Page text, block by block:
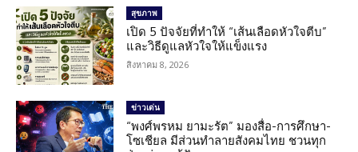
สุขภาพ
เปิด 5 ปัจจัยที่ทำให้ “เส้นเลือดหัวใจตีบ”
และวิธีดูแลหัวใจให้แข็งแรง
สิงหาคม 8, 2026
ข่าวเด่น
“พงศ์พรหม ยามะรัต” มองสื่อ-การศึกษา-
โซเชียล มีส่วนทำลายสังคมไทย ชวนทุก